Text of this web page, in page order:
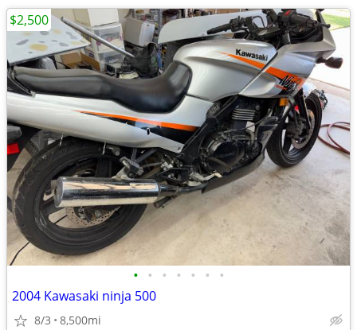
• • • • • • •
2004 Kawasaki ninja 500
8/3 8,500mi
$2,500